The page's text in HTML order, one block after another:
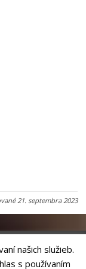
21. septembra 2023
našich služieb.
s používaním